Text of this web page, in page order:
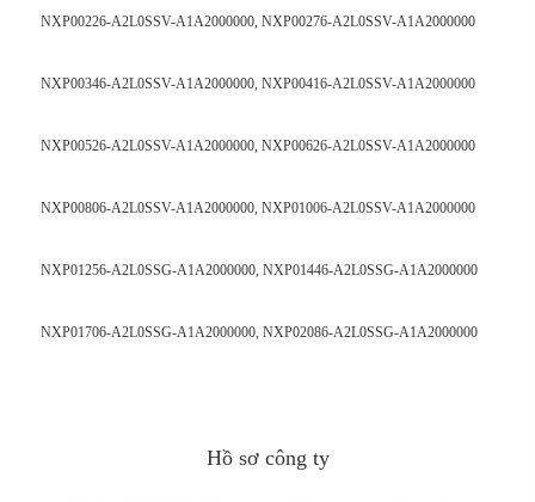
NXP00226-A2L0SSV-A1A2000000, NXP00276-A2L0SSV-A1A2000000
NXP00346-A2L0SSV-A1A2000000, NXP00416-A2L0SSV-A1A2000000
NXP00526-A2L0SSV-A1A2000000, NXP00626-A2L0SSV-A1A2000000
NXP00806-A2L0SSV-A1A2000000, NXP01006-A2L0SSV-A1A2000000
NXP01256-A2L0SSG-A1A2000000, NXP01446-A2L0SSG-A1A2000000
NXP01706-A2L0SSG-A1A2000000, NXP02086-A2L0SSG-A1A2000000
Hồ sơ công ty